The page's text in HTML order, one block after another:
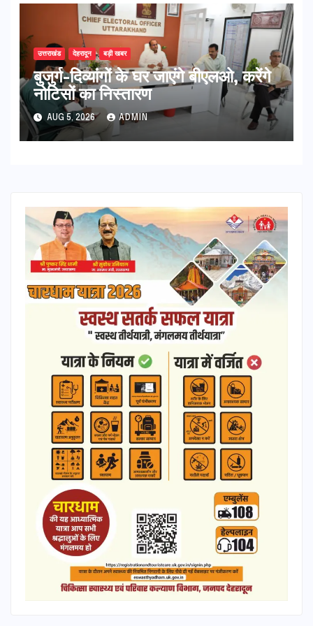
उत्तराखंड देहरादून बड़ी खबर
बुजुर्ग-दिव्यांगों के घर जाएंगे बीएलओ, करेंगे
नोटिसों का निस्तारण
AUG 5, 2026 ADMIN